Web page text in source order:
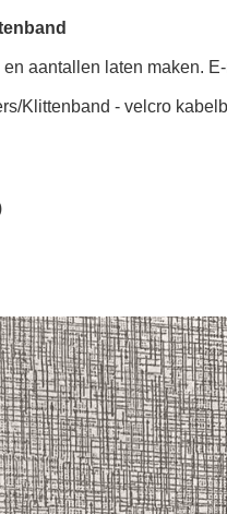
aantallen laten maken.
Klittenband - velcro